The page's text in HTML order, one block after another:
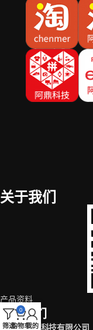
关于我们
产品资料
联系我们
深圳市阿鼎科技有限公司
筛选
0
购物车我的